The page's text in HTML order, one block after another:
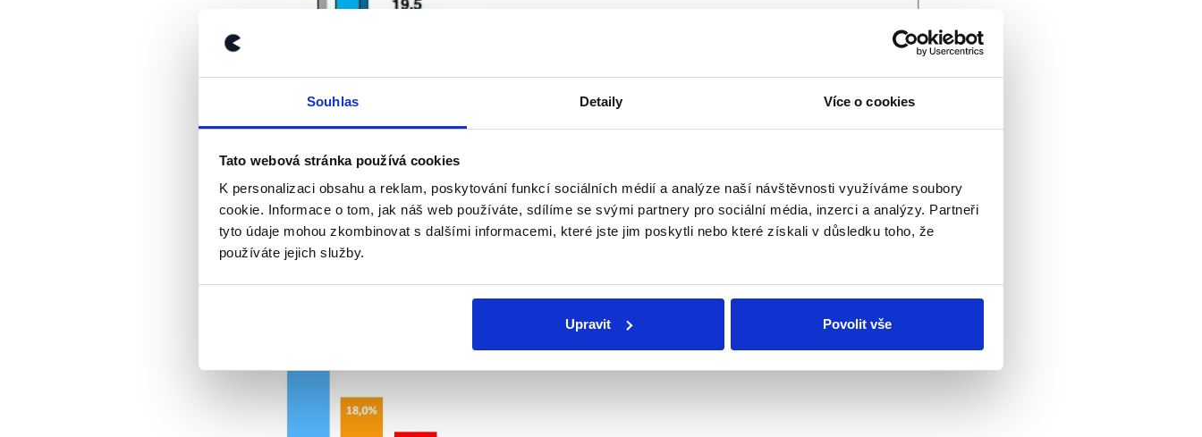
Souhlas Detaily Více o cookies
Tato webová stránka používá cookies
K personalizaci obsahu a reklam, poskytování funkcí sociálních médií a analýze naší návštěvnosti využíváme soubory
cookie. Informace o tom, jak náš web používáte, sdílíme se svými partnery pro sociální média, inzerci a analýzy. Partneři
tyto údaje mohou zkombinovat s dalšími informacemi, které jste jim poskytli nebo které získali v důsledku toho, že
používáte jejich služby.
Upravit Povolit vše
Podle volebního modelu agentury
by před ČSSD vedlo o 6,5 procentních bodů.